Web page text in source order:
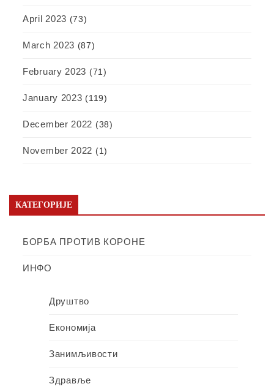
April 2023 (73)
March 2023 (87)
February 2023 (71)
January 2023 (119)
December 2022 (38)
November 2022 (1)
КАТЕГОРИЈЕ
БОРБА ПРОТИВ КОРОНЕ
ИНФО
Друштво
Економија
Занимљивости
Здравље